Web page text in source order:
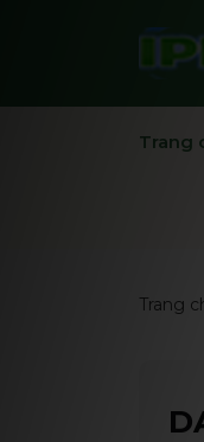
Trang
Trang